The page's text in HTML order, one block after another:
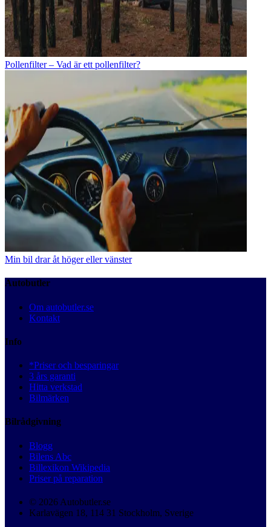
Pollenfilter – Vad är ett pollenfilter?
Min bil drar åt höger eller vänster
Autobutler
Om autobutler.se
Kontakt
Info
*Priser och besparingar
3 års garanti
Hitta verkstad
Bilmärken
Bilrådgivning
Blogg
Bilens Abc
Billexikon Wikipedia
Priser på reparation
© 2026 Autobutler.se
Karlavägen 18, 114 31 Stockholm, Sverige